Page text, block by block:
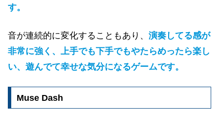
す。
音が連続的に変化することもあり、 演奏してる感が
非常に強く、上手でも下手でもやたらめったら楽し
い、遊んでて幸せな気分になるゲームです。
Muse Dash